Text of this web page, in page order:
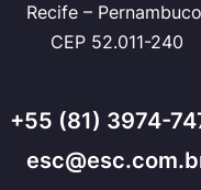
Recife –
CEP 52.011-240
+55 (81) 3974-